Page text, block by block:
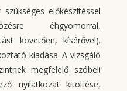
előkészítéssel
éhgyomorral,
követően, kísérővel).
kiadása. A vizsgáló
megfelelő szóbeli
nyilatkozat kitöltése,